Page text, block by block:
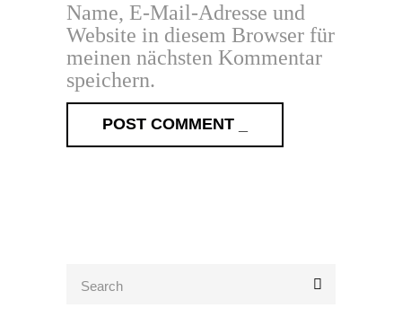
Name, E-Mail-Adresse und
Website in diesem Browser für
meinen nächsten Kommentar
speichern.
POST COMMENT _
for: